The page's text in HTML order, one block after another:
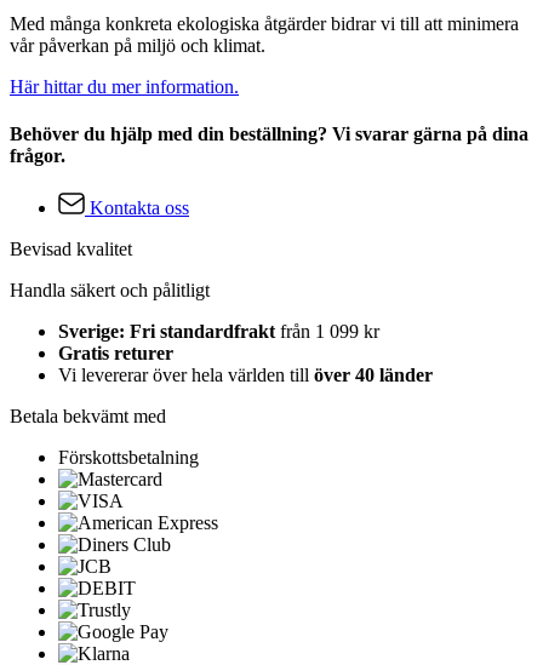
Med många konkreta ekologiska åtgärder bidrar vi till att minimera
vår påverkan på miljö och klimat.
Här hittar du mer information.
Behöver du hjälp med din beställning? Vi svarar gärna på dina
frågor.
Kontakta oss
Bevisad kvalitet
Handla säkert och pålitligt
Sverige: Fri standardfrakt från 1 099 kr
Gratis returer
Vi levererar över hela världen till över 40 länder
Betala bekvämt med
Förskottsbetalning